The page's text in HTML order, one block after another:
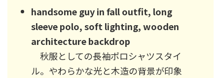
handsome guy in fall outfit, long
sleeve polo, soft lighting, wooden
architecture backdrop
秋服としての長袖ポロシャツスタイ
ル。やわらかな光と木造の背景が印象